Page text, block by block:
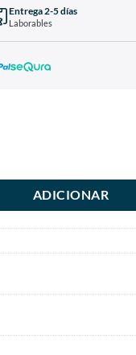
Entrega 2-5 días
Laborables
ADICIONAR